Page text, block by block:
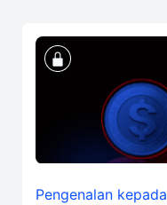
Pengenalan kepada